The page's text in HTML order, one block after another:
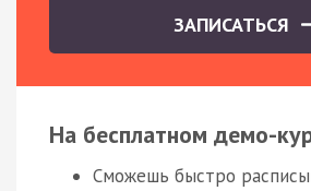
ЗАПИСАТЬСЯ
На бесплатном демо-
Сможешь быстро